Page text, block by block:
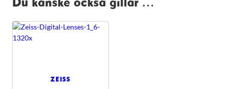
Du kanske också gillar …
ZEISS